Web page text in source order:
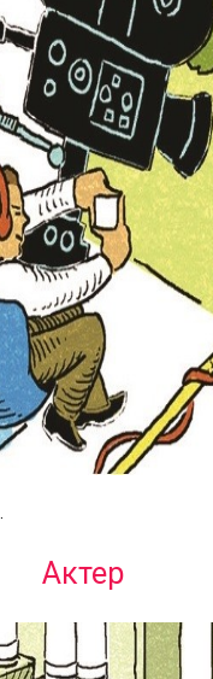
Актер